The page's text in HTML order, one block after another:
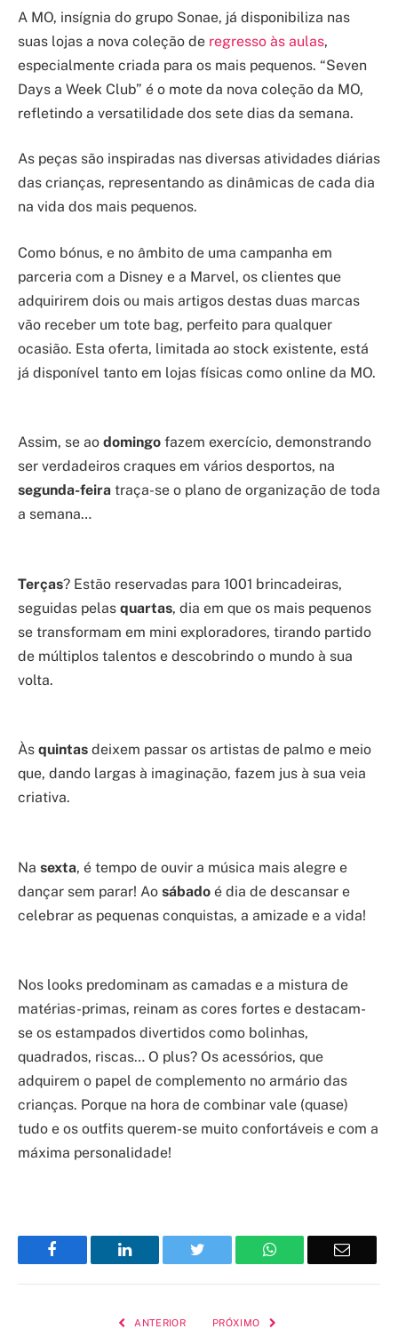
A MO, insígnia do grupo Sonae, já disponibiliza nas
suas lojas a nova coleção de regresso às aulas,
especialmente criada para os mais pequenos. “Seven
Days a Week Club” é o mote da nova coleção da MO,
refletindo a versatilidade dos sete dias da semana.
As peças são inspiradas nas diversas atividades diárias
das crianças, representando as dinâmicas de cada dia
na vida dos mais pequenos.
Como bónus, e no âmbito de uma campanha em
parceria com a Disney e a Marvel, os clientes que
adquirirem dois ou mais artigos destas duas marcas
vão receber um tote bag, perfeito para qualquer
ocasião. Esta oferta, limitada ao stock existente, está
já disponível tanto em lojas físicas como online da MO.
Assim, se ao domingo fazem exercício, demonstrando
ser verdadeiros craques em vários desportos, na
segunda-feira traça-se o plano de organização de toda
a semana…
Terças? Estão reservadas para 1001 brincadeiras,
seguidas pelas quartas, dia em que os mais pequenos
se transformam em mini exploradores, tirando partido
de múltiplos talentos e descobrindo o mundo à sua
volta.
Às quintas deixem passar os artistas de palmo e meio
que, dando largas à imaginação, fazem jus à sua veia
criativa.
Na sexta, é tempo de ouvir a música mais alegre e
dançar sem parar! Ao sábado é dia de descansar e
celebrar as pequenas conquistas, a amizade e a vida!
Nos looks predominam as camadas e a mistura de
matérias-primas, reinam as cores fortes e destacam-
se os estampados divertidos como bolinhas,
quadrados, riscas… O plus? Os acessórios, que
adquirem o papel de complemento no armário das
crianças. Porque na hora de combinar vale (quase)
tudo e os outfits querem-se muito confortáveis e com a
máxima personalidade!
Facebook LinkedIn Twitter WhatsApp Email
ANTERIOR PRÓXIMO